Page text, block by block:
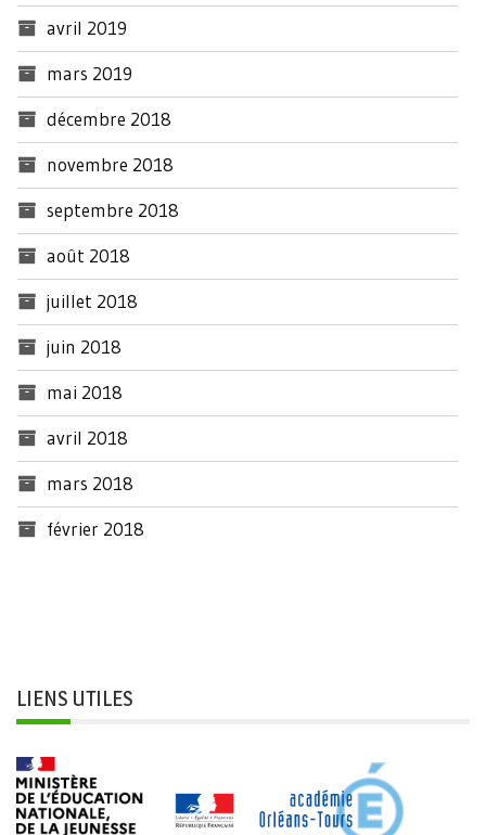
avril 2019
mars 2019
décembre 2018
novembre 2018
septembre 2018
août 2018
juillet 2018
juin 2018
mai 2018
avril 2018
mars 2018
février 2018
LIENS UTILES